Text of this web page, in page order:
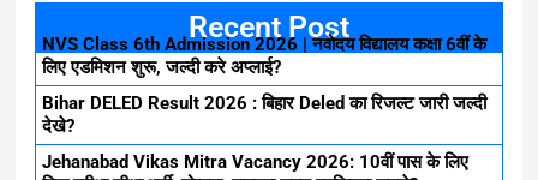
Recent Post
NVS Class 6th Admission 2026 | नवोदय विद्यालय कक्षा 6वीं के
लिए एडमिशन शुरू, जल्दी करे अप्लाई?
Bihar DELED Result 2026 : बिहार Deled का रिजल्ट जारी जल्दी
देखे?
Jehanabad Vikas Mitra Vacancy 2026: 10वीं पास के लिए